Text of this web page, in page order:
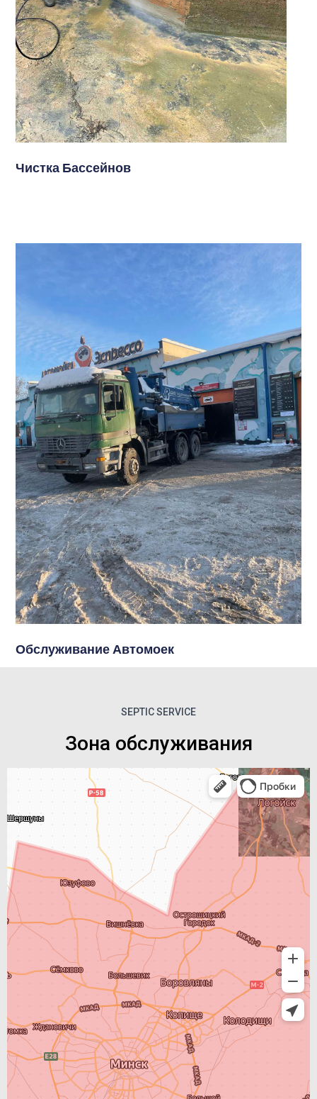
Чистка Бассейнов
Обслуживание Автомоек
SEPTIC SERVICE
Зона обслуживания